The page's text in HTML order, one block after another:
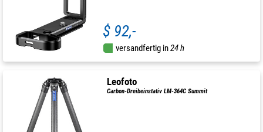
$ 92,-
versandfertig in24 h
Leofoto
Carbon-Dreibeinstativ LM-364C Summit